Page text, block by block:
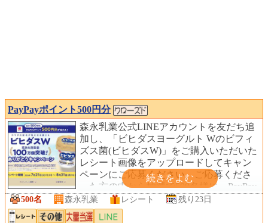
PayPayポイント500円分
森永乳業公式LINEアカウントを友だち追
加し、「ビヒダスヨーグルト Wのビフィ
ズス菌(ビヒダスW)」をご購入いただいた
レシート画像をアップロードしてキャン
ペーンにご応募ください。ご応募くださ
った方の中から抽選で500名様に、PayPay
ポイント500円分をプレゼントします。
500名 森永乳業 レシート 残り23日